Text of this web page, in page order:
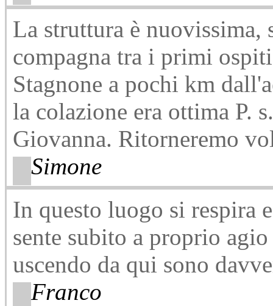
La struttura è nuovissima,
compagna tra i primi
Stagnone a pochi km
la colazione era ottima P.
Giovanna. Ritorneremo
Simone
In questo luogo si respira
sente subito a proprio
uscendo da qui sono
Franco